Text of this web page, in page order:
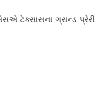
ટેક્સાસના ગ્રાન્ડ પ્રેરી